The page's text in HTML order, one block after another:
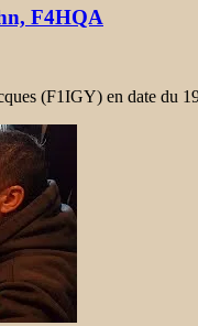
F4HQA
(F1IGY) en date du